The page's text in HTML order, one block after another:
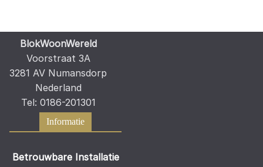
BlokWoonWereld
Voorstraat 3A
3281 AV Numansdorp
Nederland
Tel: 0186-201301
Informatie
Betrouwbare Installatie